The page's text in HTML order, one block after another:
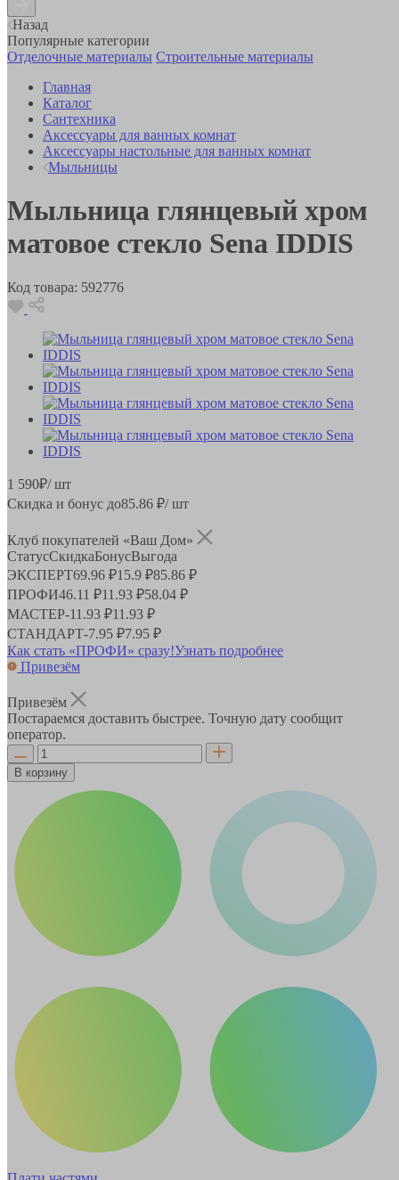
Назад
Популярные категории
Отделочные материалы Строительные материалы
Главная
Каталог
Сантехника
Аксессуары для ванных комнат
Аксессуары настольные для ванных комнат
Мыльницы
Мыльница глянцевый хром
матовое стекло Sena IDDIS
Код товара: 592776
1 590₽/ шт
Скидка и бонус до85.86 ₽/ шт
Клуб покупателей «Ваш Дом»
СтатусСкидкаБонусВыгода
ЭКСПЕРТ69.96 ₽15.9 ₽85.86 ₽
ПРОФИ46.11 ₽11.93 ₽58.04 ₽
МАСТЕР-11.93 ₽11.93 ₽
СТАНДАРТ-7.95 ₽7.95 ₽
Как стать «ПРОФИ» сразу!Узнать подробнее
Привезём
Привезём
Постараемся доставить быстрее. Точную дату сообщит
оператор.
В корзину